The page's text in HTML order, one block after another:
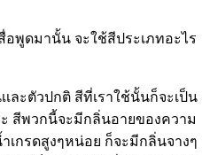
อพูดมานั้น จะใช้สีประเภทอะไร
ละตัวปกติ สีที่เราใช้นั้นก็จะเป็น
สีพวกนี้จะมีกลิ่นอายของความ
เกรดสูงๆหน่อย ก็จะมีกลิ่นจางๆ